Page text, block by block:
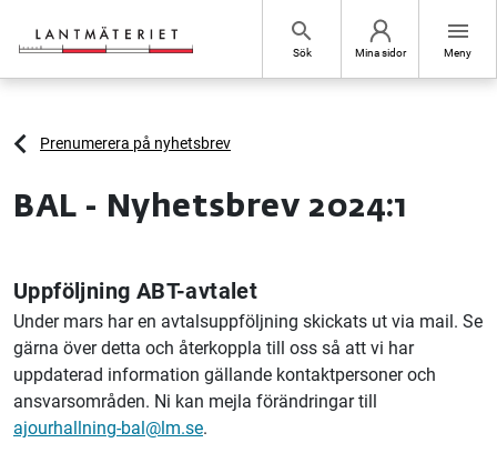
search
Sök Mina sidor
menu
Meny
Prenumerera på nyhetsbrev
BAL - Nyhetsbrev 2024:1
Uppföljning ABT-avtalet
Under mars har en avtalsuppföljning skickats ut via mail. Se
gärna över detta och återkoppla till oss så att vi har
uppdaterad information gällande kontaktpersoner och
ansvarsområden. Ni kan mejla förändringar till
ajourhallning-bal@lm.se.